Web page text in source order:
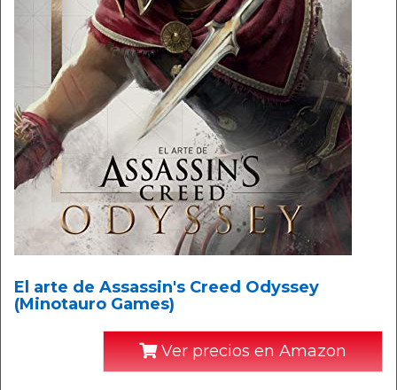
El arte de Assassin's Creed Odyssey
(Minotauro Games)
Ver precios en Amazon